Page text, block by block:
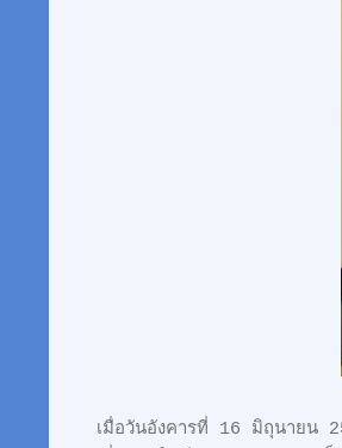
เมื่อวันอังคารที่ 16 มิถุนายน